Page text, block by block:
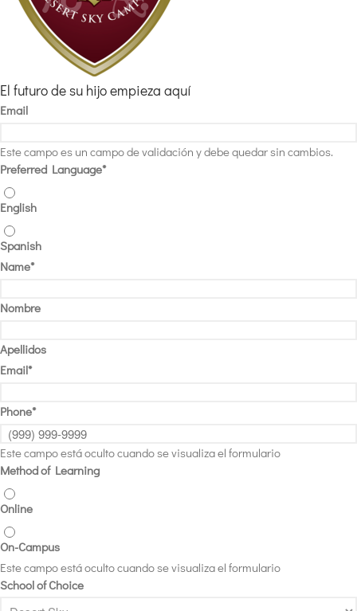
El futuro de su hijo empieza aquí
Email
Este campo es un campo de validación y debe quedar sin cambios.
Preferred Language*
English
Spanish
Name*
Nombre
Apellidos
Email*
Phone*
Este campo está oculto cuando se visualiza el formulario
Method of Learning
Online
On-Campus
Este campo está oculto cuando se visualiza el formulario
School of Choice